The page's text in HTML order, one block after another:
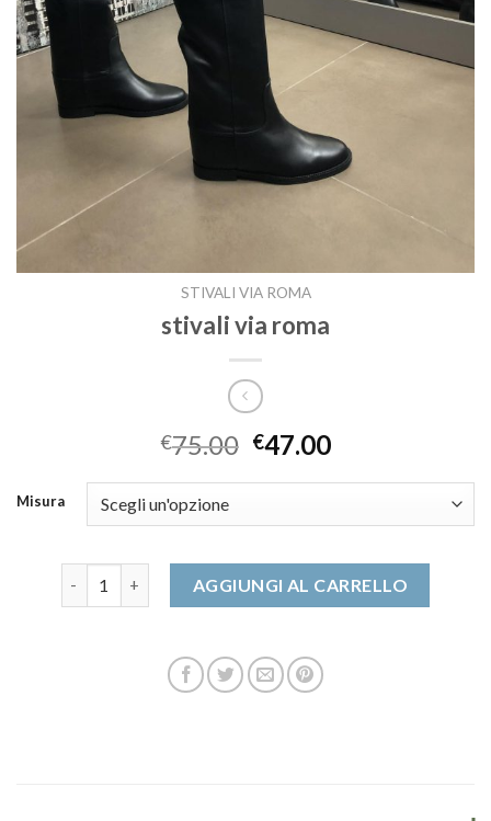
STIVALI VIA ROMA
stivali via roma
€75.00 €47.00
Misura
AGGIUNGI AL CARRELLO